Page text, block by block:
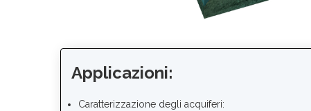
Applicazioni:
Caratterizzazione degli acquiferi: